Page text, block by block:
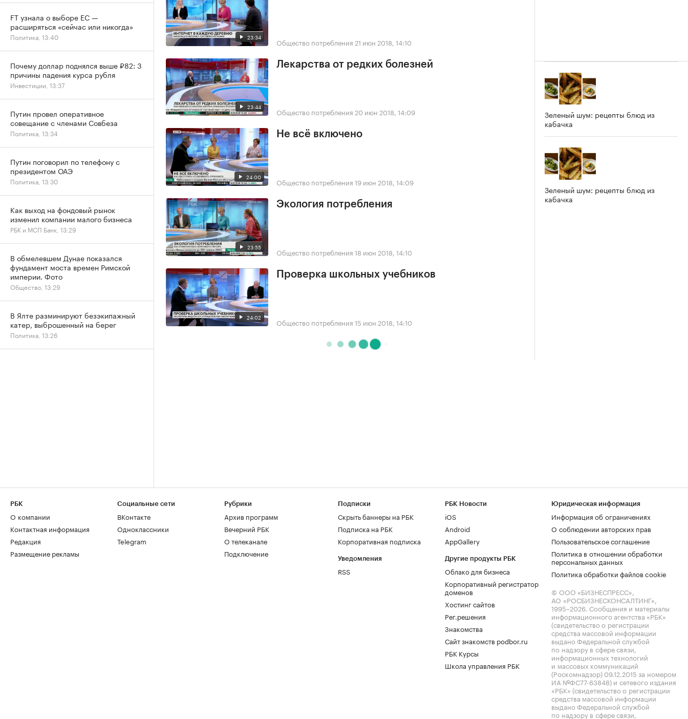
23:34 Общество потребления 21 июн 2018, 14:10
23:44
Лекарства от редких болезней
Общество потребления 20 июн 2018, 14:09
24:00
Не всё включено
Общество потребления 19 июн 2018, 14:09
23:55
Экология потребления
Общество потребления 18 июн 2018, 14:10
24:02
Проверка школьных учебников
Общество потребления 15 июн 2018, 14:10
Зеленый шум: рецепты блюд из
кабачка
Зеленый шум: рецепты блюд из
кабачка
FT узнала о выборе ЕС —
расширяться «сейчас или никогда»
Политика, 13:40
Почему доллар поднялся выше ₽82: 3
причины падения курса рубля
Инвестиции, 13:37
Путин провел оперативное
совещание с членами Совбеза
Политика, 13:34
Путин поговорил по телефону с
президентом ОАЭ
Политика, 13:30
Как выход на фондовый рынок
изменил компании малого бизнеса
РБК и МСП Банк, 13:29
В обмелевшем Дунае показался
фундамент моста времен Римской
империи. Фото
Общество, 13:29
В Ялте разминируют безэкипажный
катер, выброшенный на берег
Политика, 13:26
РБК
О компании
Контактная информация
Редакция
Размещение рекламы
Социальные сети
ВКонтакте
Одноклассники
Telegram
Рубрики
Архив программ
Вечерний РБК
О телеканале
Подключение
Подписки
Скрыть баннеры на РБК
Подписка на РБК
Корпоративная подписка
Уведомления
RSS
РБК Новости
iOS
Android
AppGallery
Другие продукты РБК
Облако для бизнеса
Корпоративный регистратор
доменов
Хостинг сайтов
Рег.решения
Знакомства
Сайт знакомств podbor.ru
РБК Курсы
Школа управления РБК
Юридическая информация
Информация об ограничениях
О соблюдении авторских прав
Пользовательское соглашение
Политика в отношении обработки
персональных данных
Политика обработки файлов cookie
© ООО «БИЗНЕСПРЕСС»,
АО «РОСБИЗНЕСКОНСАЛТИНГ»,
1995–2026. Сообщения и материалы
информационного агентства «РБК»
(свидетельство о регистрации
средства массовой информации
выдано Федеральной службой
по надзору в сфере связи,
информационных технологий
и массовых коммуникаций
(Роскомнадзор) 09.12.2015 за номером
ИА №ФС77-63848) и сетевого издания
«РБК» (свидетельство о регистрации
средства массовой информации
выдано Федеральной службой
по надзору в сфере связи,